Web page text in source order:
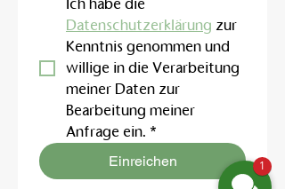
Datenschutzerklärung zur
Kenntnis genommen und
willige in die Verarbeitung
meiner Daten zur
Bearbeitung meiner
Anfrage ein. *
Einreichen 1